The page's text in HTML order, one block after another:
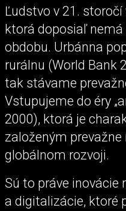
Ľudstvo v 21.
ktorá doposiaľ
obdobu. Urbánna
rurálnu (World Bank
tak stávame
Vstupujeme do éry
2000), ktorá je
založeným
globálnom rozvoji.
Sú to práve inovácie
a digitalizácie, ktoré